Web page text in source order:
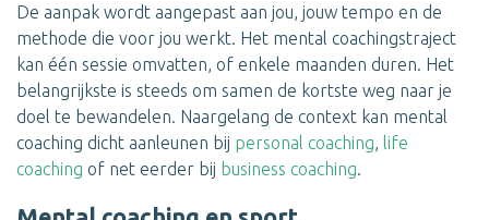
De aanpak wordt aangepast aan jou, jouw tempo en de
methode die voor jou werkt. Het mental coachingstraject
kan één sessie omvatten, of enkele maanden duren. Het
belangrijkste is steeds om samen de kortste weg naar je
doel te bewandelen. Naargelang de context kan mental
coaching dicht aanleunen bij personal coaching
life
coaching of net eerder bij business coaching